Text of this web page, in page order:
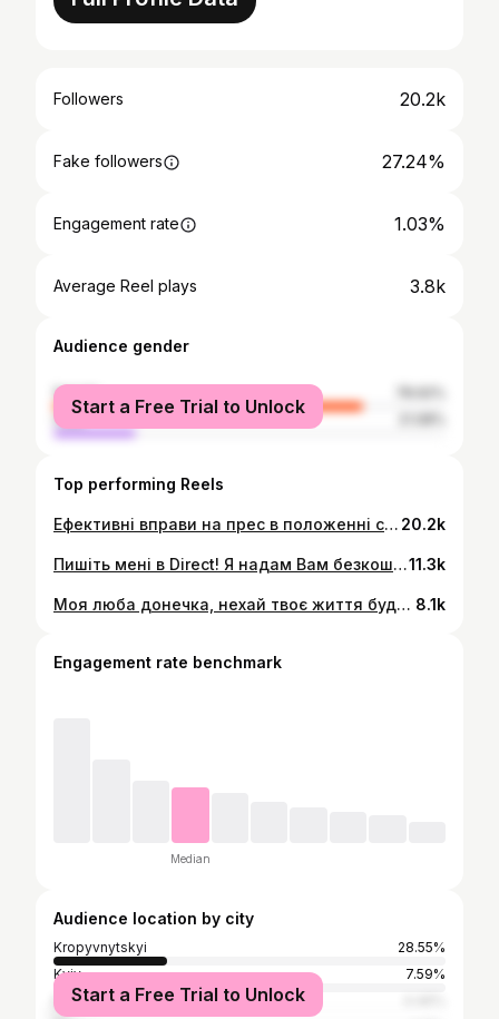
Followers 20.2k
Fake followers 27.24%
Engagement rate 1.03%
Average Reel plays 3.8k
Audience gender
female
male
Start a Free Trial to Unlock
Top performing Reels
Ефективні вправи на прес в положенні стоячи 🚀 Виконуємо вправи по 15-20 разів на кожну сторону Й таких повноцінних 3 круги 🔥 Зберігай, щоб не загубили ✅ Якщо зберіг постав вогник в коментарях 🔥 20.2k
Пишіть мені в Direct! Я надам Вам безкоштовну детальну консультацію з приводу навчання 🔥 Виконано - ламінування брів + фарбування + ламі вій Матеріали 👇🏻 @elan.net.ua @annnnnna_kravchenko @logvinova_beauty #навчанняброви #брови #ламінуваннябрів #ламінуваннябрівкропивницький #ламібрівкропивницький #бровикропивницкий #кропивницкий #ламікропивницький #брови #ламіброви #бровисткропивницкий #навчаннякропивницький #kropivnitskiy #курскропивницкий #бровісткропивницький #навчаннякропивницький #курсибровістаіванофранківськ #курсибровісталуцьк #курсибровістакиїв #курсибровістачернівці #курсибровіставінниця #бровикиїв #навчаннябровикиїв #курсикиїв #курсибровикиїв навчанняброви брови ламінуваннябрів ламінуваннябрівкропивницький ламібрівкропивницький бровикропивницкий кропивницкий ламікропивницький брови ламіброви бровисткропивницкий #навчаннякропивницький kropivnitskiy курскропивницкий бровісткропивницький навчаннякропивницький курсибровістаіванофранківськ курсибровісталуцьк курсибровістакиїв курсибровістачернівці #курсибровіставінниця #бровикиїв #навчаннябровикиїв #курсикиїв @ba_association11.3k
Моя люба донечка, нехай твоє життя буде сповнене кольоровими барвами, на обличчі нехай завжди сяє посмішка а поруч завжди щоб вірні друзі 🤞 Навчайся добре, цінуй себе та поважай інших ) Я впевнена тебе чекає світле багатогранне майбутнє 🙏🏻 8.1k
Engagement rate benchmark
Median
Audience location by city
Kropyvnytskyi
28.55%
Kyiv
7.59%
Moscow
Start a Free Trial to Unlock